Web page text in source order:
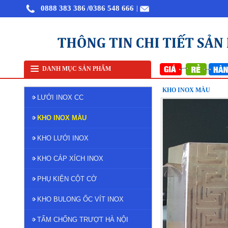
0888 383 386 /0386 548 666
DANH MỤC SẢN PHẨM
đan ô 7x7mm 304 TLG Thăng Long khổ 1m Sàn inox chống trượt Phụ Kiện cột cờ
LƯỚI INOX CC
KHO INOX MÀU
KHO LƯỚI INOX
KHO CÁP XÍCH INOX
PHỤ KIỆN CỘT CỜ
KHO BULONG ỐC VÍT INOX
TẤM CHỐNG TRƯỢT HÀ NỘI
KHO INOX MÀU